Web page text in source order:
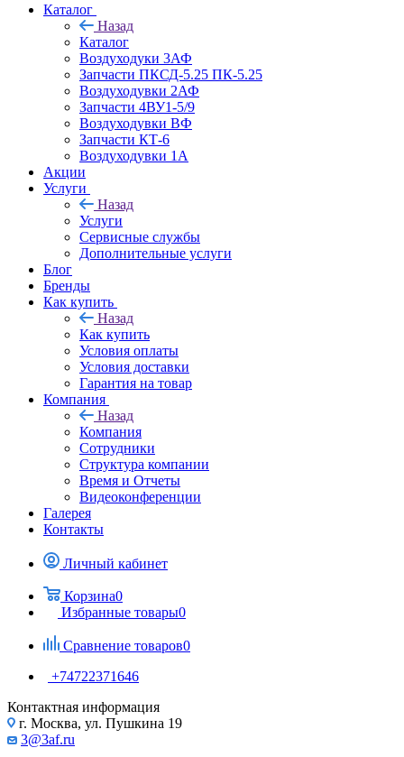
Каталог
Назад
Каталог
Воздуходуки 3АФ
Запчасти ПКСД-5.25 ПК-5.25
Воздуходувки 2АФ
Запчасти 4ВУ1-5/9
Воздуходувки ВФ
Запчасти КТ-6
Воздуходувки 1А
Акции
Услуги
Назад
Услуги
Сервисные службы
Дополнительные услуги
Блог
Бренды
Как купить
Назад
Как купить
Условия оплаты
Условия доставки
Гарантия на товар
Компания
Назад
Компания
Сотрудники
Структура компании
Время и Отчеты
Видеоконференции
Галерея
Контакты
Личный кабинет
Корзина0
Избранные товары0
Сравнение товаров0
+74722371646
Контактная информация
г. Москва, ул. Пушкина 19
3@3af.ru